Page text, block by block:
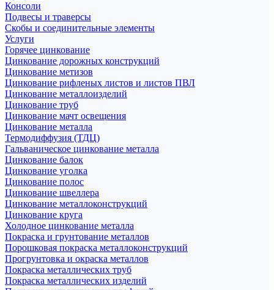
Консоли
Подвесы и траверсы
Скобы и соединительные элементы
Услуги
Горячее цинкование
Цинкование дорожных конструкций
Цинкование метизов
Цинкование рифленых листов и листов ПВЛ
Цинкование металлоизделий
Цинкование труб
Цинкование мачт освещения
Цинкование металла
Термодиффузия (ТДЦ)
Гальваническое цинкование металла
Цинкование балок
Цинкование уголка
Цинкование полос
Цинкование швеллера
Цинкование металлоконструкций
Цинкование круга
Холодное цинкование металла
Покраска и грунтование металлов
Порошковая покраска металлоконструкций
Прогрунтовка и окраска металлов
Покраска металлических труб
Покраска металлических изделий